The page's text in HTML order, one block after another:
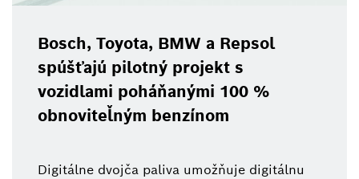
Bosch, Toyota, BMW a Repsol
spúšťajú pilotný projekt s
vozidlami poháňanými 100 %
obnoviteľným benzínom
Digitálne dvojča paliva umožňuje digitálnu